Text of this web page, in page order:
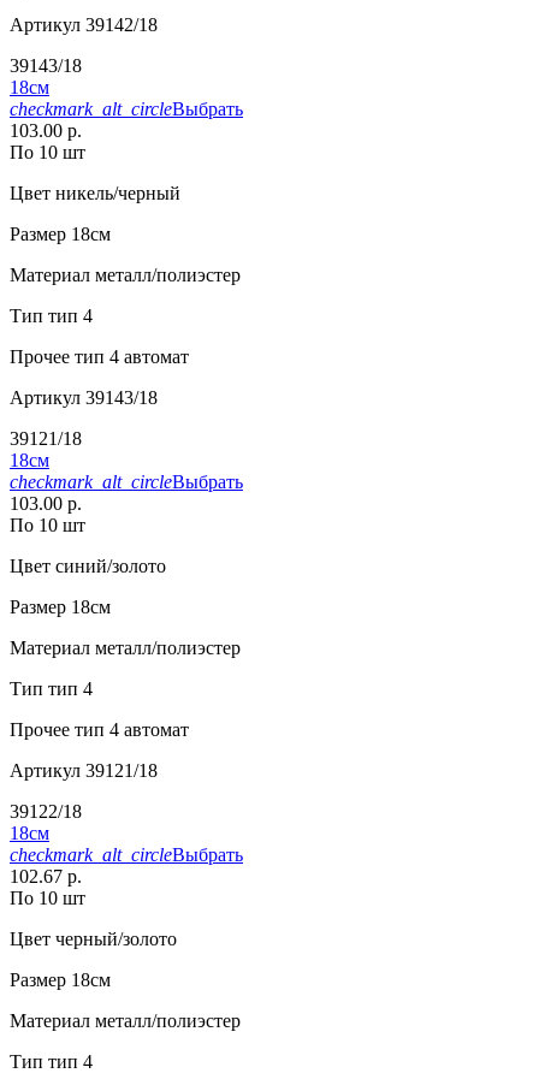
Артикул 39142/18
39143/18
18см
checkmark_alt_circleВыбрать
103.00 р.
По 10 шт
Цвет никель/черный
Размер 18см
Материал металл/полиэстер
Тип тип 4
Прочее тип 4 автомат
Артикул 39143/18
39121/18
18см
checkmark_alt_circleВыбрать
103.00 р.
По 10 шт
Цвет синий/золото
Размер 18см
Материал металл/полиэстер
Тип тип 4
Прочее тип 4 автомат
Артикул 39121/18
39122/18
18см
checkmark_alt_circleВыбрать
102.67 р.
По 10 шт
Цвет черный/золото
Размер 18см
Материал металл/полиэстер
Тип тип 4